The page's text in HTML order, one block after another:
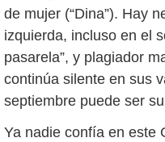
de mujer (“Dina”). Hay
izquierda, incluso en el
pasarela”, y plagiador
continúa silente en sus
septiembre puede ser
Ya nadie confía en este